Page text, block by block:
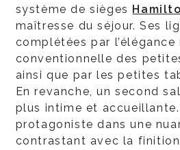
système de sièges
maîtresse du séjour. Ses
complétées par l’élégance
conventionnelle des
ainsi que par les petites
En revanche, un second
plus intime et accueillante.
protagoniste dans une
contrastant avec la